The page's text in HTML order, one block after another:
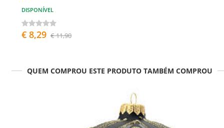
DISPONÍVEL
€ 8,29 € 11,90
QUEM COMPROU ESTE PRODUTO TAMBÉM COMPROU